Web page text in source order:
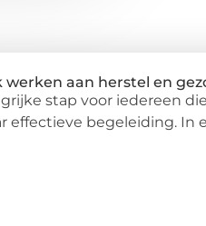
aan herstel en
stap voor iedereen
effectieve begeleiding. In